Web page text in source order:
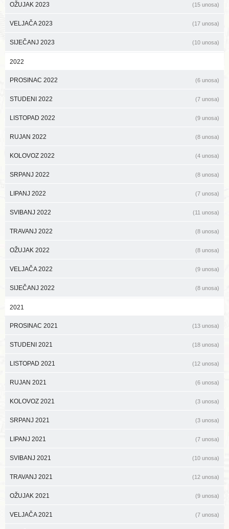
OŽUJAK 2023 (15 unosa)
VELJAČA 2023 (17 unosa)
SIJEČANJ 2023 (10 unosa)
2022
PROSINAC 2022 (6 unosa)
STUDENI 2022 (7 unosa)
LISTOPAD 2022 (9 unosa)
RUJAN 2022 (8 unosa)
KOLOVOZ 2022 (4 unosa)
SRPANJ 2022 (8 unosa)
LIPANJ 2022 (7 unosa)
SVIBANJ 2022 (11 unosa)
TRAVANJ 2022 (8 unosa)
OŽUJAK 2022 (8 unosa)
VELJAČA 2022 (9 unosa)
SIJEČANJ 2022 (8 unosa)
2021
PROSINAC 2021 (13 unosa)
STUDENI 2021 (18 unosa)
LISTOPAD 2021 (12 unosa)
RUJAN 2021 (6 unosa)
KOLOVOZ 2021 (3 unosa)
SRPANJ 2021 (3 unosa)
LIPANJ 2021 (7 unosa)
SVIBANJ 2021 (10 unosa)
TRAVANJ 2021 (12 unosa)
OŽUJAK 2021 (9 unosa)
VELJAČA 2021 (7 unosa)